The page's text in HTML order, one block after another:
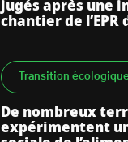
jugés après une
chantier de l’EPR
Transition
De nombreux
expérimentent